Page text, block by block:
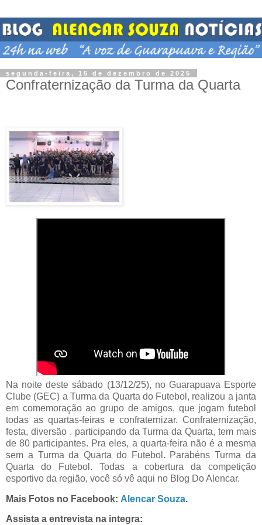
segunda-feira, 15 de dezembro de 2025
Confraternização da Turma da Quarta
Na noite deste sábado (13/12/25), no Guarapuava Esporte
Clube (GEC) a Turma da Quarta do Futebol, realizou a janta
em comemoração ao grupo de amigos, que jogam futebol
todas as quartas-feiras e confraternizar. Confraternização,
festa, diversão . participando da Turma da Quarta, tem mais
de 80 participantes. Pra eles, a quarta-feira não é a mesma
sem a Turma da Quarta do Futebol. Parabéns Turma da
Quarta do Futebol. Todas a cobertura da competição
esportivo da região, você só vê aqui no Blog Do Alencar.
Mais Fotos no Facebook: Alencar Souza.
Assista a entrevista na integra: